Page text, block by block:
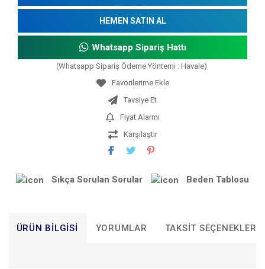
HEMEN SATIN AL
Whatsapp Sipariş Hattı
(Whatsapp Sipariş Ödeme Yöntemi : Havale)
Tavsiye Et
Fiyat Alarmı
Karşılaştır
Sıkça Sorulan Sorular Beden Tablosu
ÜRÜN BILGISI YORUMLAR TAKSIT SEÇENEKLERI